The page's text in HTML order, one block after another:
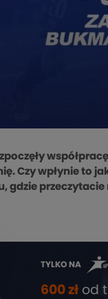
Czy wpłynie to
gdzie
TYLKO NA
600 zł od